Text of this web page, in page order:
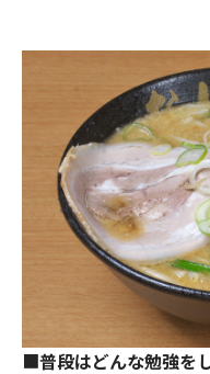
■普段はどんな勉強を